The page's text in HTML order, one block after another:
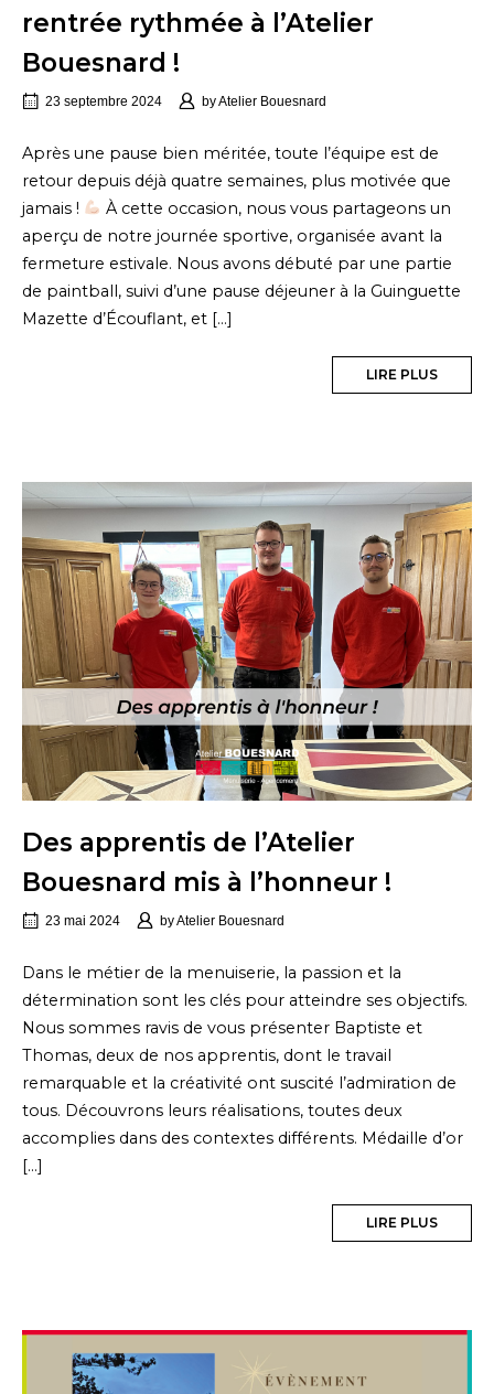
rentrée rythmée à l’Atelier
Bouesnard !
23 septembre 2024 byAtelier Bouesnard
Après une pause bien méritée, toute l’équipe est de
retour depuis déjà quatre semaines, plus motivée que
jamais !
À cette occasion, nous vous partageons un
aperçu de notre journée sportive, organisée avant la
fermeture estivale. Nous avons débuté par une partie
de paintball, suivi d’une pause déjeuner à la Guinguette
Mazette d’Écouflant, et […]
LIRE PLUS
Des apprentis de l’Atelier
Bouesnard mis à l’honneur !
23 mai 2024 byAtelier Bouesnard
Dans le métier de la menuiserie, la passion et la
détermination sont les clés pour atteindre ses objectifs.
Nous sommes ravis de vous présenter Baptiste et
Thomas, deux de nos apprentis, dont le travail
remarquable et la créativité ont suscité l’admiration de
tous. Découvrons leurs réalisations, toutes deux
accomplies dans des contextes différents. Médaille d’or
[…]
LIRE PLUS